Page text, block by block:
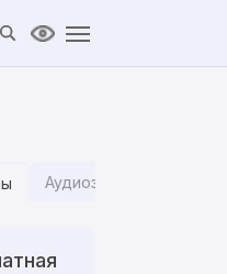
Открыть поиск
Версия для
Аудиозаписи